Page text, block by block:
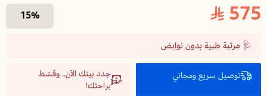
575
15%
🩺 مرتبة طبية بدون نوابض
توصيل سريع ومجاني
جدد بيتك الآن.. وقسّط
براحتك!